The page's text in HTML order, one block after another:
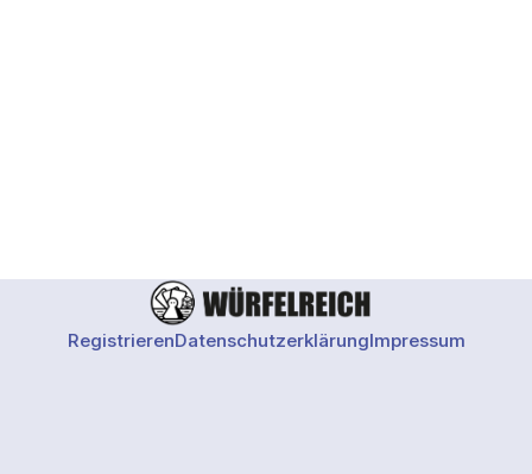
RegistrierenDatenschutzerklärungImpressum